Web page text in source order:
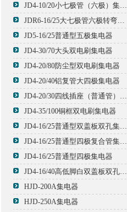
JD4-10/20小七极管（六极）集电器
JDR6-16/25大七极管六极转弯集电器
JD5-16/25普通型五极集电器
JD4-30/70大头双电刷集电器
JD4-20/80防尘型双电刷集电器
JD4-20/40铝复管大四极集电器
JD4-20/30四线插座（普通管）集电器
JD4-35/100铜框双电刷集电器
JD4-16/25普通型双盖板双孔集电器
JD4-16/25普通型四极复合管集电器
JD4-16/25普通型四极集电器
JD4-16/40高低脚白双盖板双孔集电器
HJD-200A集电器
HJD-250A集电器